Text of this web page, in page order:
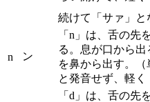
続けて「サァ」と
n ン
「n」は、舌の先
る。息が口から
を鼻から出す。（
と発音せず、軽く
「d」は、舌の先